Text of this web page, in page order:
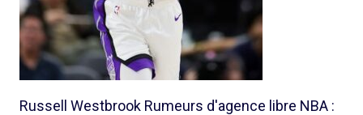
Russell Westbrook Rumeurs d'agence libre NBA :